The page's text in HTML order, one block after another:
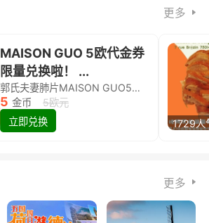
更多
MAISON GUO 5欧代金券
限量兑换啦！ ...
郭氏夫妻肺片MAISON GUO5欧代金券限量兑换啦！
5 金币
5欧元
立即兑换
1729人
更多